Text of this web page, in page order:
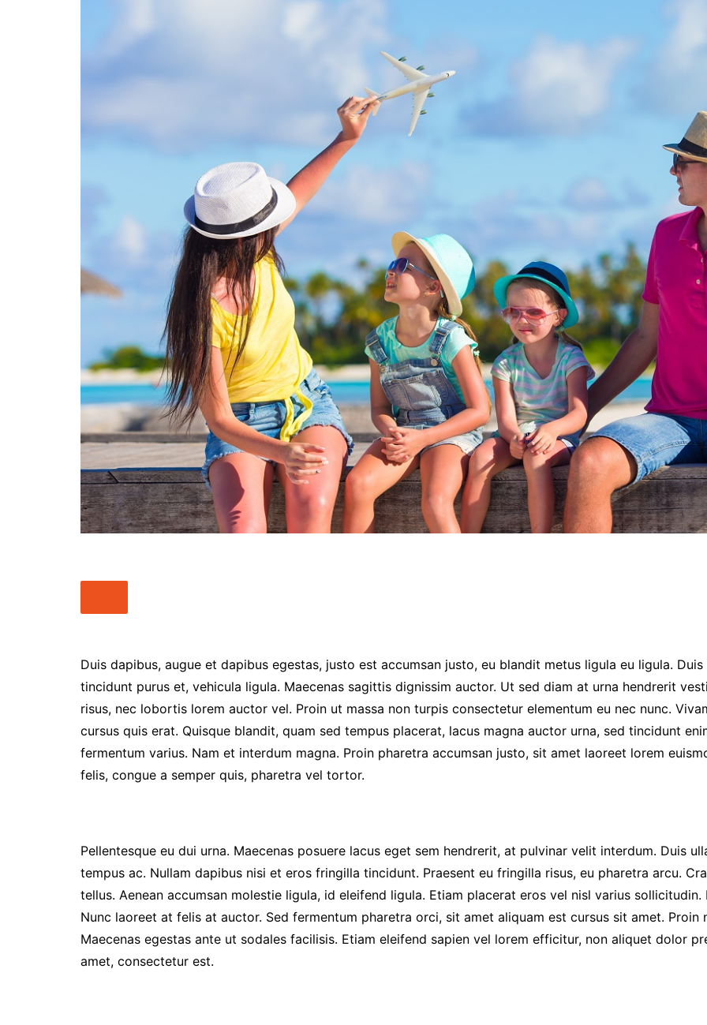
Maquis Pluriel
WakaTV
Newsletters
Point de vue
Duis dapibus, augue et dapibus egestas, justo est accumsan justo, eu blandit metus ligula eu ligula.
tincidunt purus et, vehicula ligula. Maecenas sagittis dignissim auctor. Ut sed diam at urna hendrerit
risus, nec lobortis lorem auctor vel. Proin ut massa non turpis consectetur elementum eu nec nunc.
cursus quis erat. Quisque blandit, quam sed tempus placerat, lacus magna auctor urna, sed tincidunt
fermentum varius. Nam et interdum magna. Proin pharetra accumsan justo, sit amet laoreet lorem
felis, congue a semper quis, pharetra vel tortor.
Pellentesque eu dui urna. Maecenas posuere lacus eget sem hendrerit, at pulvinar velit interdum. Duis
tempus ac. Nullam dapibus nisi et eros fringilla tincidunt. Praesent eu fringilla risus, eu pharetra arcu.
tellus. Aenean accumsan molestie ligula, id eleifend ligula. Etiam placerat eros vel nisl varius
Nunc laoreet at felis at auctor. Sed fermentum pharetra orci, sit amet aliquam est cursus sit amet. Proin
Maecenas egestas ante ut sodales facilisis. Etiam eleifend sapien vel lorem efficitur, non aliquet dolor
amet, consectetur est.